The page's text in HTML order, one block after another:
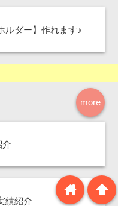
ルダー】作れます♪
more
績紹介
arrowup
home